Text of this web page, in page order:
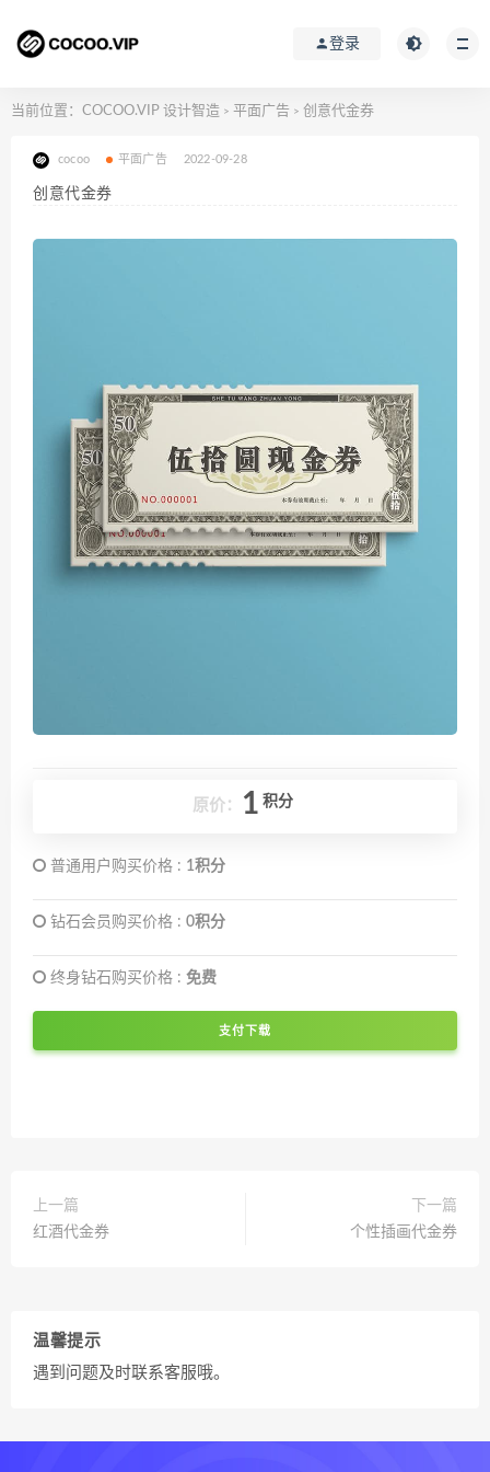
登录
当前位置： COCOO.VIP 设计智造 > 平面广告 > 创意代金券
cocoo 平面广告 2022-09-28
创意代金券
原价： 1 积分
普通用户购买价格 : 1积分
钻石会员购买价格 : 0积分
终身钻石购买价格 : 免费
支付下载
上一篇
红酒代金券
下一篇
个性插画代金券
温馨提示
遇到问题及时联系客服哦。